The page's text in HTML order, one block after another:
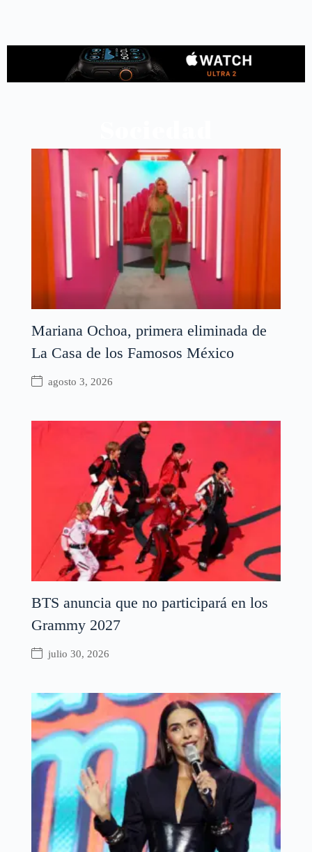
Mariana Ochoa, primera eliminada de
La Casa de los Famosos México
agosto 3, 2026
BTS anuncia que no participará en los
Grammy 2027
julio 30, 2026